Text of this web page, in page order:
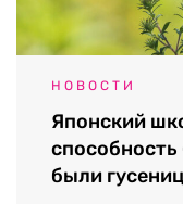
НОВОСТИ
Японский
были